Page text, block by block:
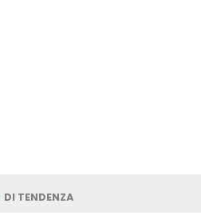
DI TENDENZA